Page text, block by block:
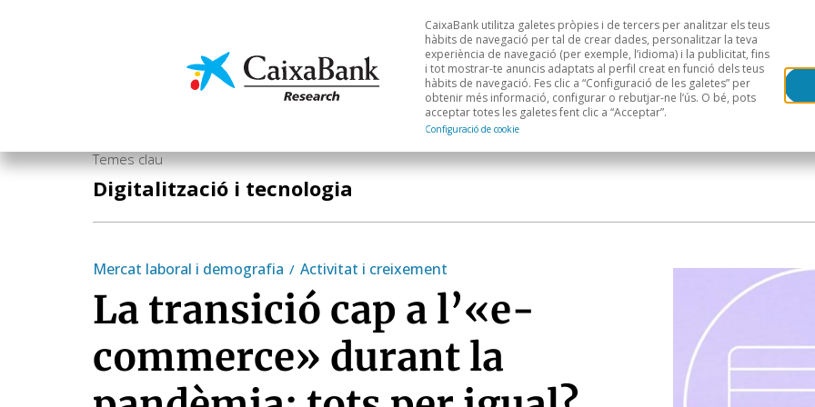
Economia i mercats Anàlisi sectorial Àrees geogràfiques
CaixaBank utilitza galetes pròpies i de tercers per analitzar els teus
hàbits de navegació per tal de crear dades, personalitzar la teva
experiència de navegació (per exemple, l’idioma) i la publicitat, fins
i tot mostrar-te anuncis adaptats al perfil creat en funció dels teus
hàbits de navegació. Fes clic a “Configuració de les galetes” per
obtenir més informació, configurar o rebutjar-ne l’ús. O bé, pots
acceptar totes les galetes fent clic a “Acceptar”.
Configuració de cookie
Temes clau
Digitalització i tecnologia
Mercat laboral i demografia Activitat i creixement
La transició cap a l’«e-
commerce» durant la